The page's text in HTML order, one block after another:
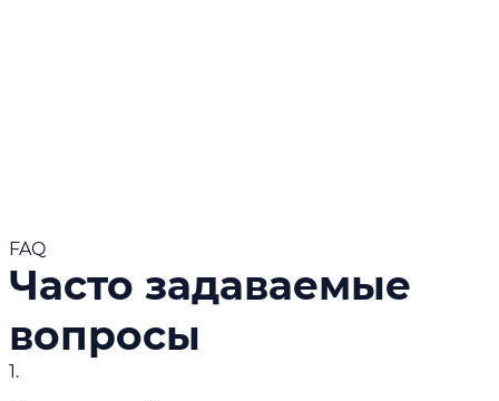
FAQ
Часто задаваемые
вопросы
1.